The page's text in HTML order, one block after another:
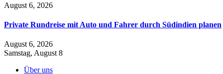
August 6, 2026
Private Rundreise mit Auto und Fahrer durch Südindien planen
August 6, 2026
Samstag, August 8
Über uns